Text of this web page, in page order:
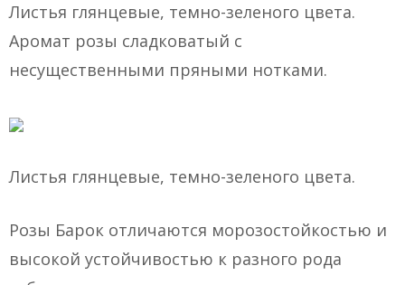
Листья глянцевые, темно-зеленого цвета.
Аромат розы сладковатый с
несущественными пряными нотками.
Листья глянцевые, темно-зеленого цвета.
Розы Барок отличаются морозостойкостью и
высокой устойчивостью к разного рода